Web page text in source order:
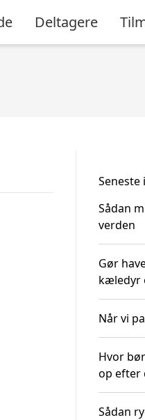
Deltagere
Sådan
verden
Gør
kæledyr
Når vi
Hvor
op efter
Sådan